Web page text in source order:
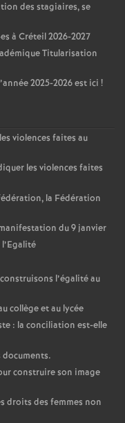
des stagiaires, se
·es à Créteil 2026-2027
Titularisation
2025-2026 est ici !
violences faites au
les violences faites
la Fédération
du 9 janvier
l’égalité au
collège et au lycée
: la conciliation est-elle
documents.
construire son image
droits des femmes non